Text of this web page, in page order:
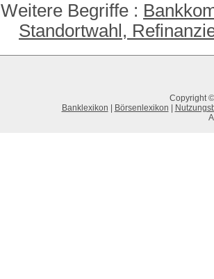
Weitere Begriffe :
Standortwahl,
Copyright
Banklexikon
Börsenlexikon